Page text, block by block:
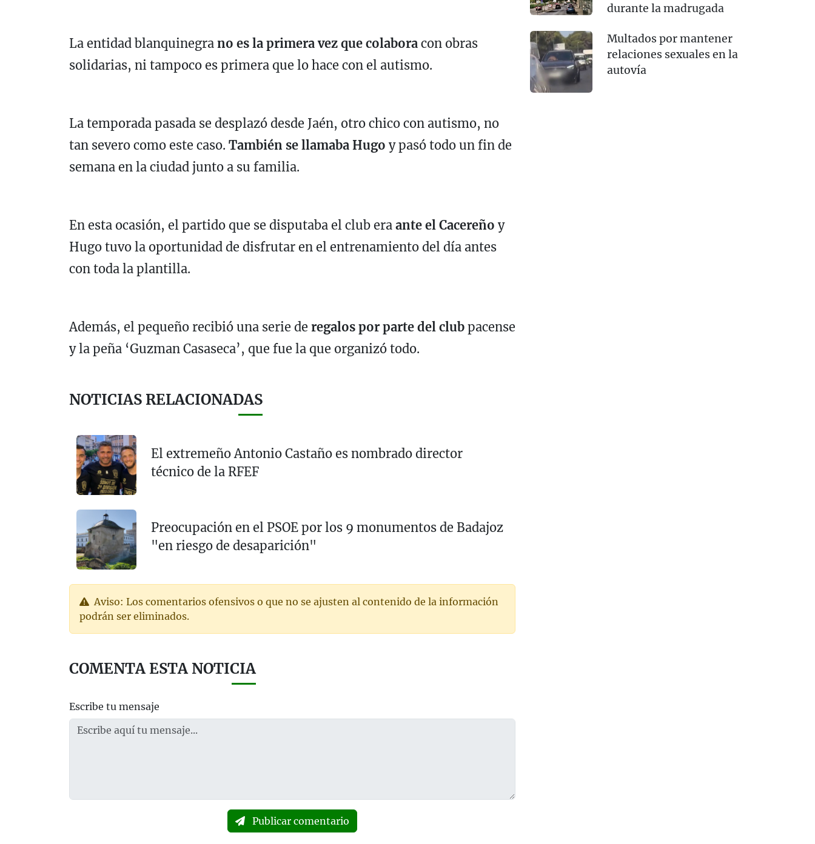
La entidad blanquinegra no es la primera vez que colabora con obras
solidarias, ni tampoco es primera que lo hace con el autismo.
La temporada pasada se desplazó desde Jaén, otro chico con autismo, no
tan severo como este caso. También se llamaba Hugo y pasó todo un fin de
semana en la ciudad junto a su familia.
En esta ocasión, el partido que se disputaba el club era ante el Cacereño y
Hugo tuvo la oportunidad de disfrutar en el entrenamiento del día antes
con toda la plantilla.
Además, el pequeño recibió una serie de regalos por parte del club pacense
y la peña ‘Guzman Casaseca’, que fue la que organizó todo.
NOTICIAS RELACIONADAS
El extremeño Antonio Castaño es nombrado director
técnico de la RFEF
Preocupación en el PSOE por los 9 monumentos de Badajoz
"en riesgo de desaparición"
Aviso: Los comentarios ofensivos o que no se ajusten al contenido de la información
podrán ser eliminados.
COMENTA ESTA NOTICIA
Escribe tu mensaje
Publicar comentario
durante la madrugada
Multados por mantener
relaciones sexuales en la
autovía